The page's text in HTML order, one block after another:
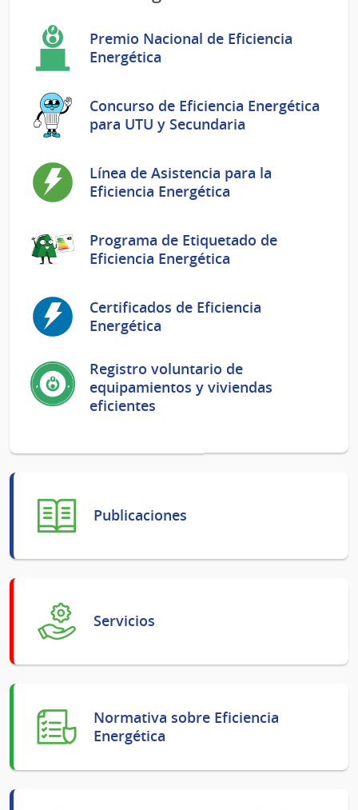
Premio Nacional de Eficiencia
Energética
Concurso de Eficiencia Energética
para UTU y Secundaria
Línea de Asistencia para la
Eficiencia Energética
Programa de Etiquetado de
Eficiencia Energética
Certificados de Eficiencia
Energética
Registro voluntario de
equipamientos y viviendas
eficientes
Publicaciones
Servicios
Normativa sobre Eficiencia
Energética